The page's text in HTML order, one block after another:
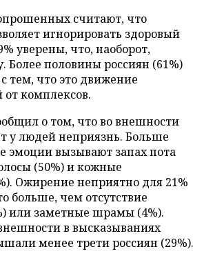
считают, что
игнорировать здоровый
уверены, что, наоборот,
Более половины россиян (61%)
тем, что это движение
от комплексов.
о том, что во внешности
у людей неприязнь. Больше
эмоции вызывают запах пота
(50%) и кожные
Ожирение неприятно для 21%
больше, чем отсутствие
или заметные шрамы (4%).
в высказываниях
менее трети россиян (29%).